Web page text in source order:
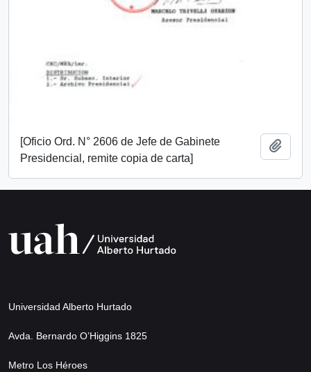
[Oficio Ord. N° 2606 de Jefe de Gabinete
Presidencial, remite copia de carta]
Universidad Alberto Hurtado
Avda. Bernardo O’Higgins 1825
Metro Los Héroes